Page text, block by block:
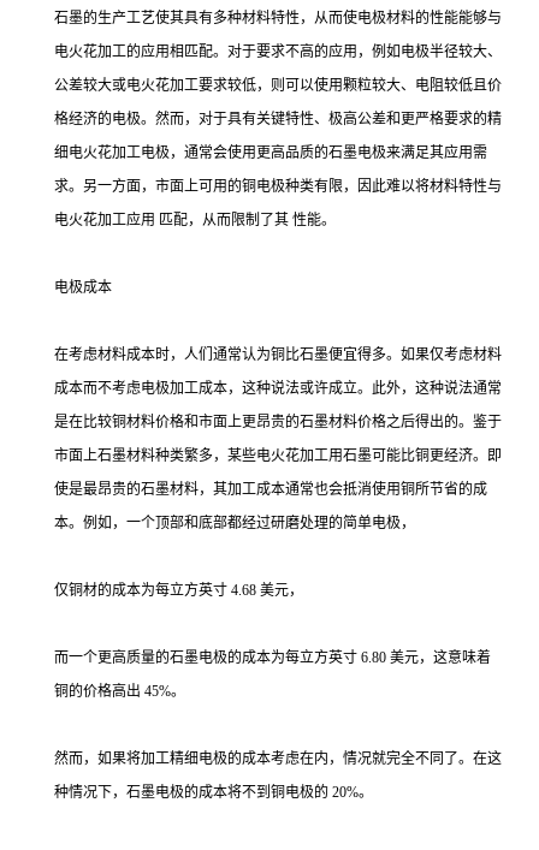
石墨的生产工艺使其具有多种材料特性，从而使电极材料的性能能够与
电火花加工的应用相匹配。对于要求不高的应用，例如电极半径较大、
公差较大或电火花加工要求较低，则可以使用颗粒较大、电阻较低且价
格经济的电极。然而，对于具有关键特性、极高公差和更严格要求的精
细电火花加工电极，通常会使用更高品质的石墨电极来满足其应用需
求。另一方面，市面上可用的铜电极种类有限，因此难以将材料特性与
电火花加工应用 匹配，从而限制了其 性能。
电极成本
在考虑材料成本时，人们通常认为铜比石墨便宜得多。如果仅考虑材料
成本而不考虑电极加工成本，这种说法或许成立。此外，这种说法通常
是在比较铜材料价格和市面上更昂贵的石墨材料价格之后得出的。鉴于
市面上石墨材料种类繁多，某些电火花加工用石墨可能比铜更经济。即
使是最昂贵的石墨材料，其加工成本通常也会抵消使用铜所节省的成
本。例如，一个顶部和底部都经过研磨处理的简单电极，
仅铜材的成本为每立方英寸 4.68 美元，
而一个更高质量的石墨电极的成本为每立方英寸 6.80 美元，这意味着
铜的价格高出 45%。
然而，如果将加工精细电极的成本考虑在内，情况就完全不同了。在这
种情况下，石墨电极的成本将不到铜电极的 20%。